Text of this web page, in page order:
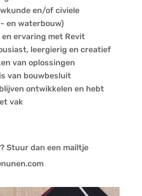
en/of civiele
en waterbouw)
en ervaring met Revit
leergierig en creatief
van oplossingen
van bouwbesluit
ontwikkelen en hebt
vak
Stuur dan een mailtje